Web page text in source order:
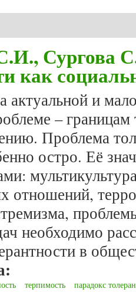
Сургова
как
актуальной и
– границам
Проблема
остро. Её
отношений,
необходимо
в
терпимость парадокс